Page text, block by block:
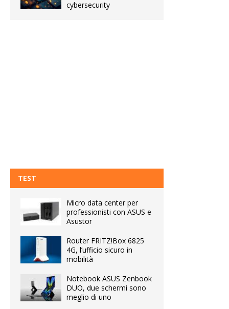
cybersecurity
TEST
Micro data center per
professionisti con ASUS e
Asustor
Router FRITZ!Box 6825
4G, l’ufficio sicuro in
mobilità
Notebook ASUS Zenbook
DUO, due schermi sono
meglio di uno